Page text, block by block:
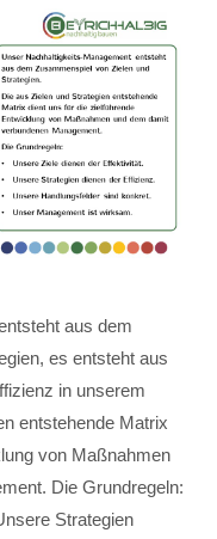
aus dem
es entsteht aus
in unserem
entstehende Matrix
von Maßnahmen
Die Grundregeln:
Strategien